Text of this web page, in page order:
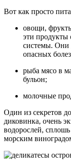
Вот как просто
овощи,
эти продукты
системы. Они
опасных
рыба мясо в
бульон;
молочные
Один из секретов
диковинка, очень
водорослей,
морским